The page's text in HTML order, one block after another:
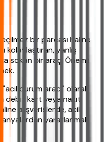
bir parçası haline
kolaylaştıran, yanlış
sokan bir araç. Önemli
"acil durum aracı" olarak
debit kart veya nakit
alışverişlerde, acil
yararlanmak